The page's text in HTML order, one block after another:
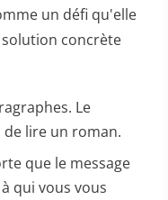
un défi qu'elle
concrète
Le
lire un roman.
que le message
qui vous vous